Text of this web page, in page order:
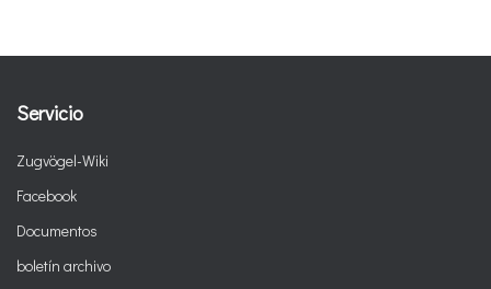
Servicio
Zugvögel-Wiki
Facebook
Documentos
boletín archivo